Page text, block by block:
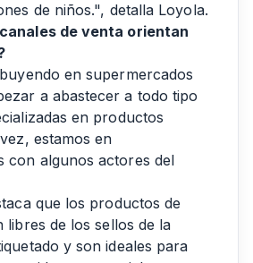
de niños.", detalla Loyola.
de venta orientan
en supermercados
a abastecer a todo tipo
en productos
estamos en
con algunos actores del
que los productos de
libres de los sellos de la
y son ideales para